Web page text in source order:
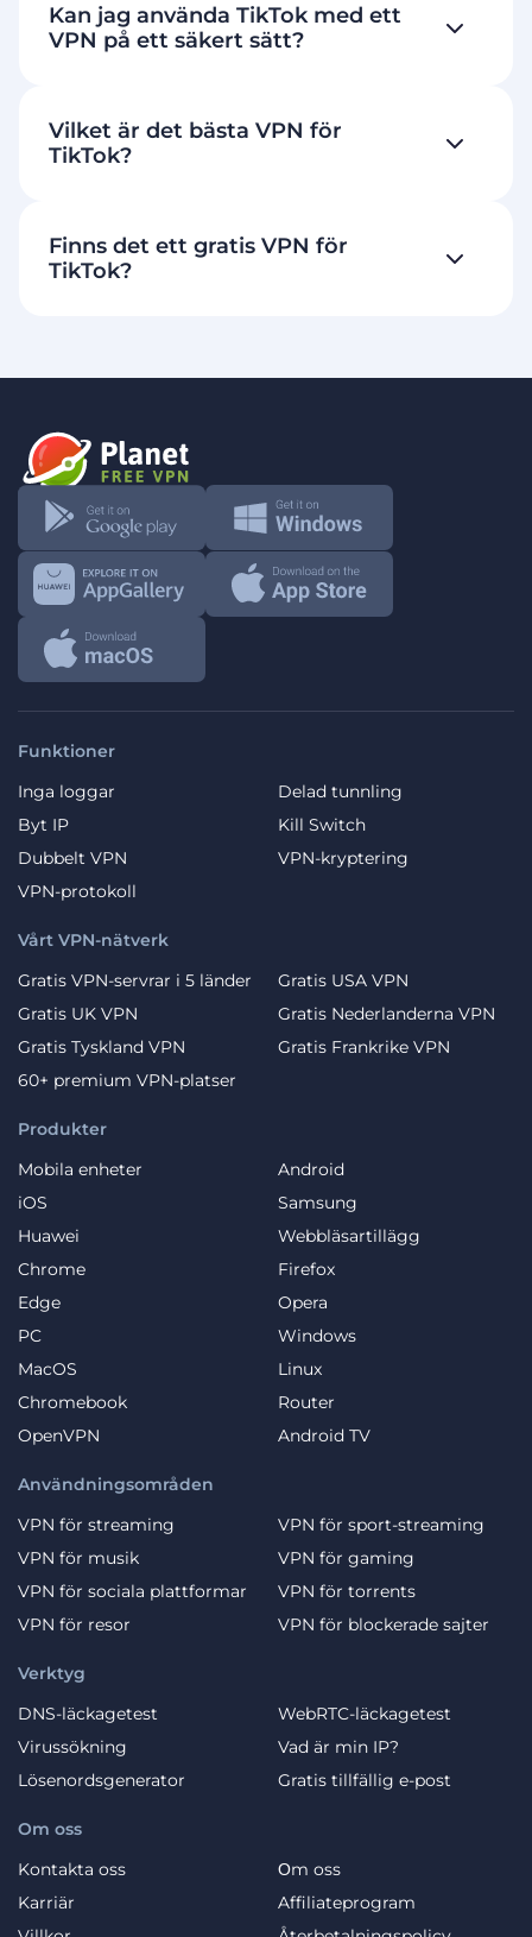
Kan jag använda TikTok med ett
VPN på ett säkert sätt?
Vilket är det bästa VPN för
TikTok?
Finns det ett gratis VPN för
TikTok?
Funktioner
Inga loggar
Delad tunnling
Byt IP
Kill Switch
Dubbelt VPN
VPN-kryptering
VPN-protokoll
Produkter
Mobila enheter
Android
iOS
Samsung
Huawei
Webbläsartillägg
Chrome
Firefox
Edge
Opera
PC
Windows
MacOS
Linux
Chromebook
Router
OpenVPN
Android TV
Användningsområden
VPN för streaming
VPN för sport-streaming
VPN för musik
VPN för gaming
VPN för sociala plattformar
VPN för torrents
VPN för resor
VPN för blockerade sajter
Om oss
Kontakta oss
Оm oss
Karriär
Affiliateprogram
Vårt VPN-nätverk
Gratis VPN-servrar i 5 länder
Gratis USA VPN
Gratis UK VPN
Gratis Nederlanderna VPN
Gratis Tyskland VPN
Gratis Frankrike VPN
60+ premium VPN-platser
Verktyg
DNS-läckagetest
WebRTC-läckagetest
Virussökning
Vad är min IP?
Lösenordsgenerator
Gratis tillfällig e-post